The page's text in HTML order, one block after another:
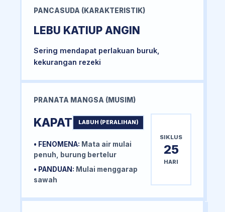
PANCASUDA (KARAKTERISTIK)
LEBU KATIUP ANGIN
Sering mendapat perlakuan buruk,
kekurangan rezeki
PRANATA MANGSA (MUSIM)
KAPAT LABUH (PERALIHAN)
• FENOMENA: Mata air mulai
penuh, burung bertelur
• PANDUAN: Mulai menggarap
sawah
SIKLUS
25
HARI